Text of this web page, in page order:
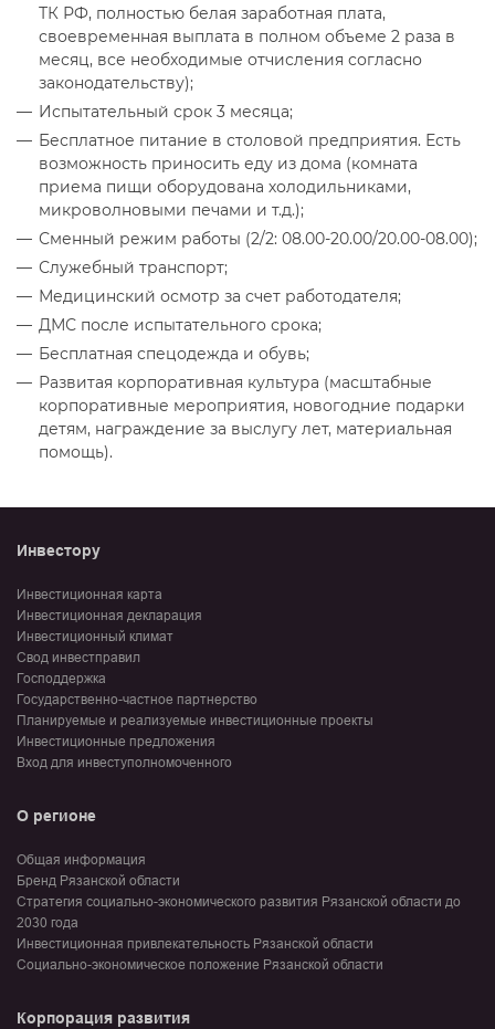
ТК РФ, полностью белая заработная плата,
своевременная выплата в полном объеме 2 раза в
месяц, все необходимые отчисления согласно
законодательству);
Испытательный срок 3 месяца;
Бесплатное питание в столовой предприятия. Есть
возможность приносить еду из дома (комната
приема пищи оборудована холодильниками,
микроволновыми печами и т.д.);
Сменный режим работы (2/2: 08.00-20.00/20.00-08.00);
Служебный транспорт;
Медицинский осмотр за счет работодателя;
ДМС после испытательного срока;
Бесплатная спецодежда и обувь;
Развитая корпоративная культура (масштабные
корпоративные мероприятия, новогодние подарки
детям, награждение за выслугу лет, материальная
помощь).
Инвестору
Инвестиционная карта
Инвестиционная декларация
Инвестиционный климат
Свод инвестправил
Господдержка
Государственно-частное партнерство
Планируемые и реализуемые инвестиционные проекты
Инвестиционные предложения
Вход для инвеступолномоченного
О регионе
Общая информация
Бренд Рязанской области
Стратегия социально-экономического развития Рязанской области до
2030 года
Инвестиционная привлекательность Рязанской области
Социально-экономическое положение Рязанской области
Корпорация развития